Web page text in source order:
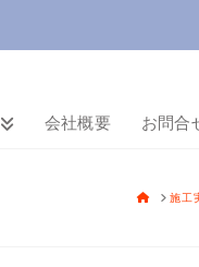
会社概要 お問合
HOME
施工